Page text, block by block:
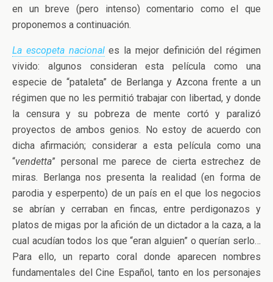
en un breve (pero intenso) comentario como el que
proponemos a continuación.
La escopeta nacionales la mejor definición del régimen
vivido: algunos consideran esta película como una
especie de “pataleta” de Berlanga y Azcona frente a un
régimen que no les permitió trabajar con libertad, y donde
la censura y su pobreza de mente cortó y paralizó
proyectos de ambos genios. No estoy de acuerdo con
dicha afirmación; considerar a esta película como una
“vendetta” personal me parece de cierta estrechez de
miras. Berlanga nos presenta la realidad (en forma de
parodia y esperpento) de un país en el que los negocios
se abrían y cerraban en fincas, entre perdigonazos y
platos de migas por la afición de un dictador a la caza, a la
cual acudían todos los que “eran alguien” o querían serlo…
Para ello, un reparto coral donde aparecen nombres
fundamentales del Cine Español, tanto en los personajes